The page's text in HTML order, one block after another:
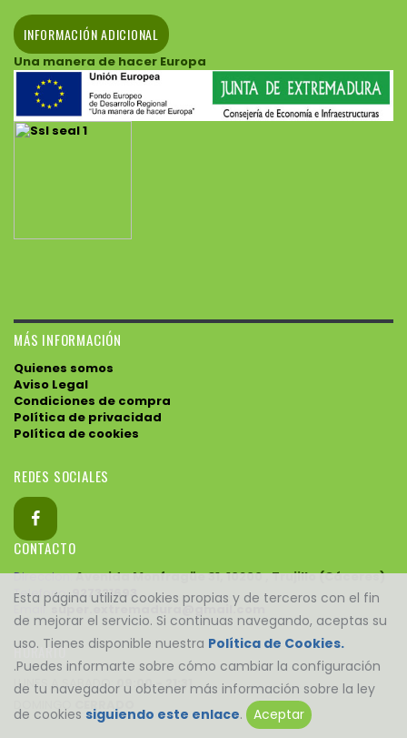
Esta página utiliza cookies propias y de terceros con el fin
de mejorar el servicio. Si continuas navegando, aceptas su
uso. Tienes disponible nuestra Política de Cookies.
.Puedes informarte sobre cómo cambiar la configuración
de tu navegador u obtener más información sobre la ley
de cookies siguiendo este enlace. Aceptar
INFORMACIÓN ADICIONAL
Una manera de hacer Europa
MÁS INFORMACIÓN
Quienes somos
Aviso Legal
Condiciones de compra
Política de privacidad
Política de cookies
REDES SOCIALES
CONTACTO
Direccion:Avenida Monfragüe 31, 10200 , Trujillo (Cáceres)
Telefono: 927321693
Email:
super.extremadura@gmail.com
HORARIO
LUNES A SABADO:09:00 - 21:31